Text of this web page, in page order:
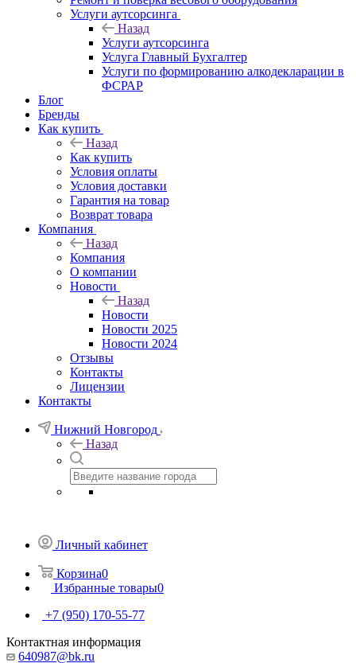
Услуги аутсорсинга
Назад
Услуги аутсорсинга
Услуга Главный Бухгалтер
Услуги по формированию алкодекларации в
ФСРАР
Блог
Бренды
Как купить
Назад
Как купить
Условия оплаты
Условия доставки
Гарантия на товар
Возврат товара
Компания
Назад
Компания
О компании
Новости
Назад
Новости
Новости 2025
Новости 2024
Отзывы
Контакты
Лицензии
Контакты
Нижний Новгород
Назад
Личный кабинет
Корзина0
Избранные товары0
+7 (950) 170-55-77
Контактная информация
640987@bk.ru